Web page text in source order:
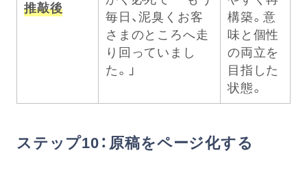
推敲後
毎日、泥臭くお客
さまのところへ走
り回っていまし
た。」
構築。意
味と個性
の両立を
目指した
状態。
ステップ10：原稿をページ化する